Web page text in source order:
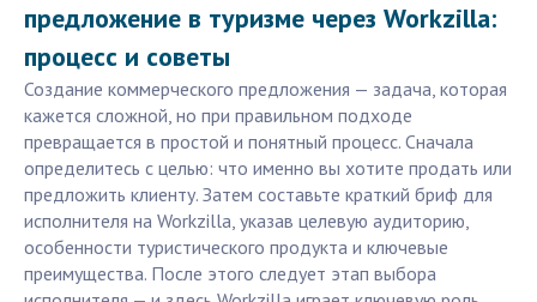
предложение в туризме через Workzilla:
процесс и советы
Создание коммерческого предложения — задача, которая
кажется сложной, но при правильном подходе
превращается в простой и понятный процесс. Сначала
определитесь с целью: что именно вы хотите продать или
предложить клиенту. Затем составьте краткий бриф для
исполнителя на Workzilla, указав целевую аудиторию,
особенности туристического продукта и ключевые
преимущества. После этого следует этап выбора